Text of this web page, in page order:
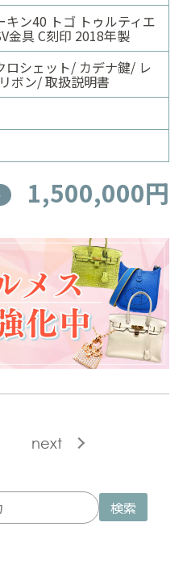
キン40 トゴ トゥルティエ
金具 C刻印 2018年製
ロシェット/ カデナ鍵/ レ
ボン/ 取扱説明書
1,500,000円
next
検索